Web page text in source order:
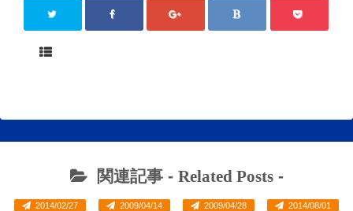
関連記事 - Related Posts-
2014/02/27 2009/04/14 2009/04/28 2014/08/01